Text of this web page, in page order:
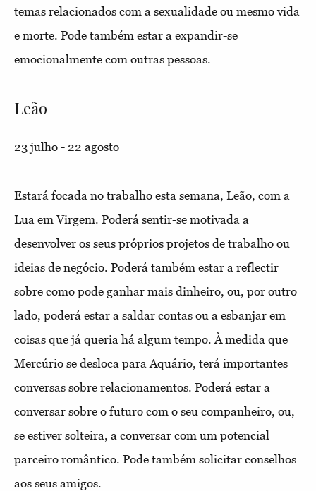
temas relacionados com a sexualidade ou mesmo vida
e morte. Pode também estar a expandir-se
emocionalmente com outras pessoas.
Leão
23 julho - 22 agosto
Estará focada no trabalho esta semana, Leão, com a
Lua em Virgem. Poderá sentir-se motivada a
desenvolver os seus próprios projetos de trabalho ou
ideias de negócio. Poderá também estar a reflectir
sobre como pode ganhar mais dinheiro, ou, por outro
lado, poderá estar a saldar contas ou a esbanjar em
coisas que já queria há algum tempo. À medida que
Mercúrio se desloca para Aquário, terá importantes
conversas sobre relacionamentos. Poderá estar a
conversar sobre o futuro com o seu companheiro, ou,
se estiver solteira, a conversar com um potencial
parceiro romântico. Pode também solicitar conselhos
aos seus amigos.